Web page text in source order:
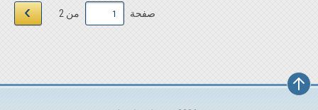
صفحة من 2 ›